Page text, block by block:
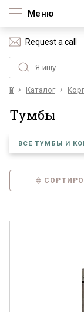
Меню
Request a call
Үй Каталог
Тумбы
ВСЕ ТУМБЫ И